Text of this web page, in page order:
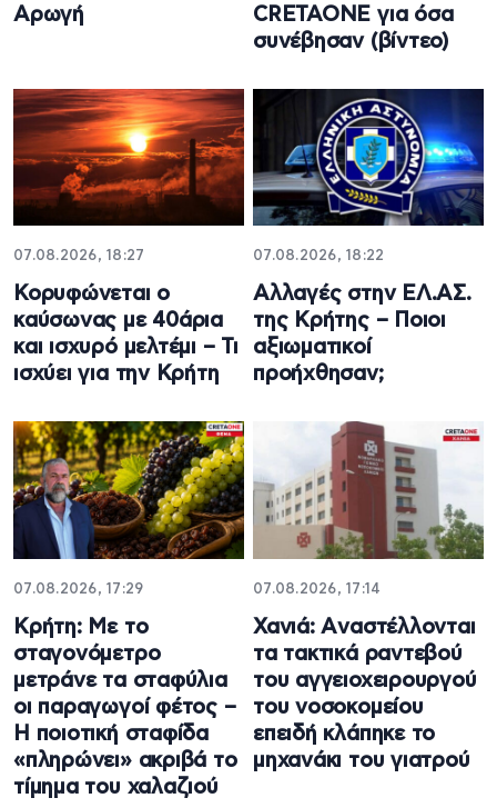
Αρωγή
CRETAONE για όσα
συνέβησαν (βίντεο)
07.08.2026, 18:27
Κορυφώνεται ο
καύσωνας με 40άρια
και ισχυρό μελτέμι – Τι
ισχύει για την Κρήτη
07.08.2026, 18:22
Αλλαγές στην ΕΛ.ΑΣ.
της Κρήτης – Ποιοι
αξιωματικοί
προήχθησαν;
07.08.2026, 17:29
Κρήτη: Με το
σταγονόμετρο
μετράνε τα σταφύλια
οι παραγωγοί φέτος –
Η ποιοτική σταφίδα
«πληρώνει» ακριβά το
τίμημα του χαλαζιού
07.08.2026, 17:14
Χανιά: Aναστέλλονται
τα τακτικά ραντεβού
του αγγειοχειρουργού
του νοσοκομείου
επειδή κλάπηκε το
μηχανάκι του γιατρού